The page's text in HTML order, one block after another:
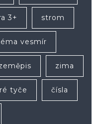
3+ strom
vesmír
zima
tyče čísla